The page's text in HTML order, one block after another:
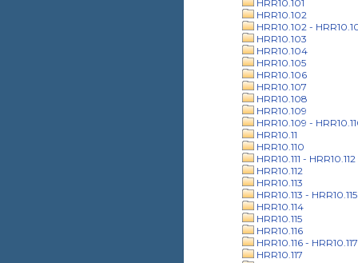
HRR10.101
HRR10.102
HRR10.102 -
HRR10.103
HRR10.104
HRR10.105
HRR10.106
HRR10.107
HRR10.108
HRR10.109
HRR10.109 -
HRR10.11
HRR10.110
HRR10.111 - HRR10.112
HRR10.112
HRR10.113
HRR10.113 - HRR10.115
HRR10.114
HRR10.115
HRR10.116
HRR10.116 - HRR10.117
HRR10.117